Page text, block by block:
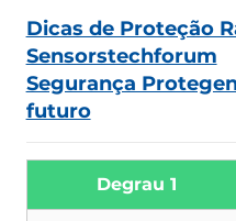
Dicas de Proteção
Sensorstechforum
Segurança
futuro
Degrau 1